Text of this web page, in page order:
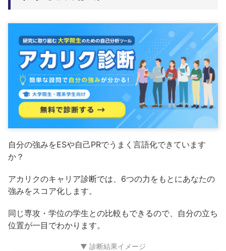
自分の強みをESや自己PRでうまく言語化できています
か？
アカリクのキャリア診断では、6つの力をもとにあなたの
強みをスコア化します。
同じ専攻・学位の学生との比較もできるので、自分の立ち
位置が一目でわかります。
▼ 診断結果イメージ